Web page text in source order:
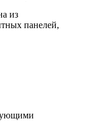
из
панелей,